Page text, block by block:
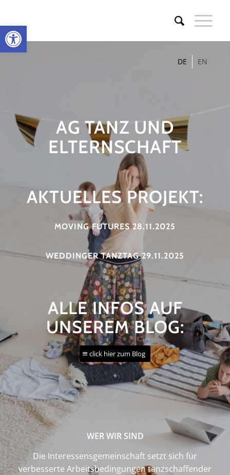
Werkzeugleiste öffnen
DE EN
AG TANZ UND
ELTERNSCHAFT
AKTUELLES PROJEKT:
MOVING FUTURES 28.11.2025
WEDDINGER TANZTAG 29.11.2025
ALLE INFOS AUF
UNSEREM BLOG:
click hier zum Blog
*
WER WIR SIND
Die Interessensgemeinschaft setzt sich für
verbesserte Arbeitsbedingungen tanzschaffender